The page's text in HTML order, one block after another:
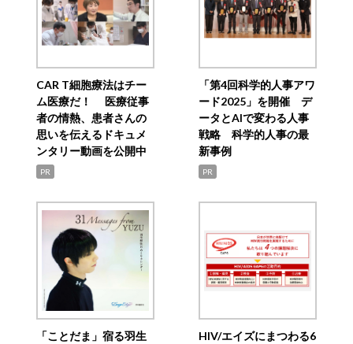
CAR T細胞療法はチー
ム医療だ！ 医療従事
者の情熱、患者さんの
思いを伝えるドキュメ
ンタリー動画を公開中
PR
「第4回科学的人事アワ
ード2025」を開催 デ
ータとAIで変わる人事
戦略 科学的人事の最
新事例
PR
「ことだま」宿る羽生
HIV/エイズにまつわる6